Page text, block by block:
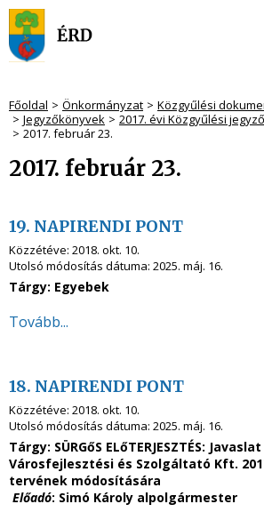
Főoldal Önkormányzat
Közgyűlési
Jegyzőkönyvek
2017. évi Közgyűlési
2017. február 23.
2017. február 23.
19. NAPIRENDI PONT
Közzétéve: 2018. okt. 10.
Utolsó módosítás dátuma: 2025. máj. 16.
Tárgy: Egyebek
Tovább...
18. NAPIRENDI PONT
Közzétéve: 2018. okt. 10.
Utolsó módosítás dátuma: 2025. máj. 16.
Tárgy: SÜRGőS ELőTERJESZTÉS:
Városfejlesztési és Szolgáltató Kft.
tervének módosítására
Előadó: Simó Károly alpolgármester